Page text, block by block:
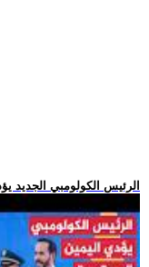
.. الرئيس الكولومبي الجديد